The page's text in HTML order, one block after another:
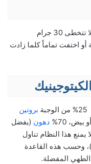
بتناول كمية لا تتخطى 30 جرام
أو اختفت تماماً كلما زادت
بروتين
70%
دهون (يفضل
هذا النظام تناول
)، وحسب هذه القاعدة
المفضلة.